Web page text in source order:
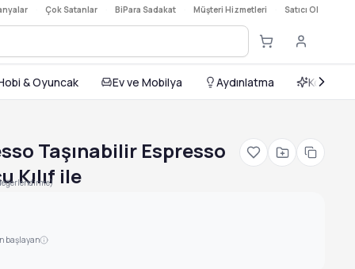
Çok Satanlar BiPara Sadakat Müşteri Hizmetleri Satıcı Ol
& Oyuncak Ev ve Mobilya Aydınlatma
Taşınabilir Espresso
Kılıf ile
başlayan